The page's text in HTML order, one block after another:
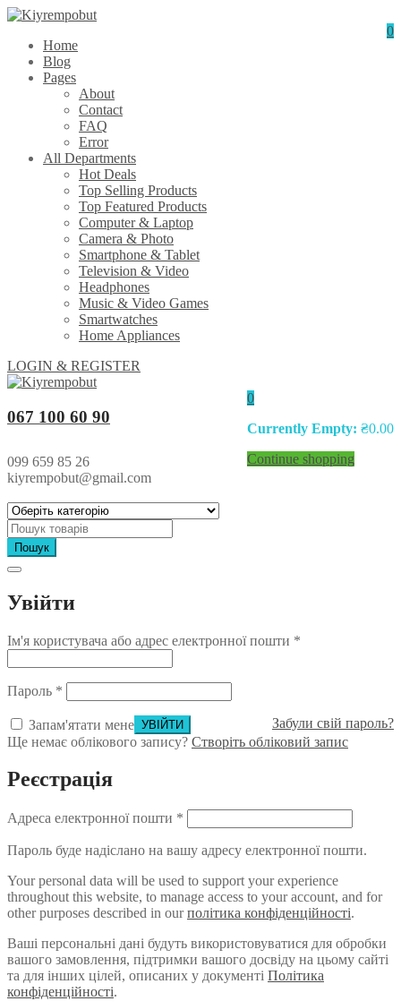
0
Home
Blog
Pages
About
Contact
FAQ
Error
All Departments
Hot Deals
Top Selling Products
Top Featured Products
Computer & Laptop
Camera & Photo
Smartphone & Tablet
Television & Video
Headphones
Music & Video Games
Smartwatches
Home Appliances
LOGIN & REGISTER
0
Currently Empty: ₴0.00
Continue shopping
067 100 60 90
099 659 85 26
kiyrempobut@gmail.com
Пошук
Увійти
Ім'я користувача або адрес електронної пошти *
Пароль *
Запам'ятати мене
Забули свій пароль?
Ще немає облікового запису? Створіть обліковий запис
Реєстрація
Адреса електронної пошти *
Пароль буде надіслано на вашу адресу електронної пошти.
Your personal data will be used to support your experience
throughout this website, to manage access to your account, and for
other purposes described in ourполітика конфіденційності.
Ваші персональні дані будуть використовуватися для обробки
вашого замовлення, підтримки вашого досвіду на цьому сайті
та для інших цілей, описаних у документі Політика
конфіденційності.